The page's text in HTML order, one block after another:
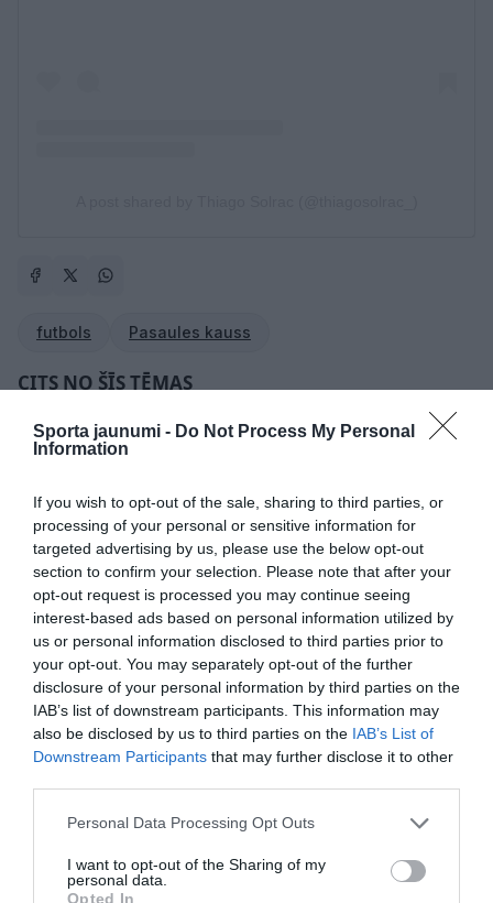
Sporta jaunumi - Do Not Process My Personal
Information
If you wish to opt-out of the sale, sharing to third parties, or
processing of your personal or sensitive information for
targeted advertising by us, please use the below opt-out
section to confirm your selection. Please note that after your
opt-out request is processed you may continue seeing
interest-based ads based on personal information utilized by
us or personal information disclosed to third parties prior to
your opt-out. You may separately opt-out of the further
disclosure of your personal information by third parties on the
IAB’s list of downstream participants. This information may
also be disclosed by us to third parties on the IAB’s List of
Downstream Participants that may further disclose it to other
Please note that this website/app uses one or more Google
not limited to your visit or usage behaviour. You may click to
grant or deny consent to Google and its third-party tags to
Personal Data Processing Opt Outs
I want to opt-out of the Sharing of my
personal data.
Opted In
futbols Pasaules kauss
CITS NO ŠĪS TĒMAS
Ne tikai Lucavsala! Rīgas pašvaldība
rosina LFF izvērtēt vēl vienu vietu
Kā mājās sagaidīja Pasaules kausa
finālistus? Madrides ielas pārņem
cilvēku jūra, Argentīnā – emociju
izvirdums
Argentīna, Norvēģija vai Spānija?
Uzzini, kura futbola izlase atbilst tavai
horoskopa zīmei